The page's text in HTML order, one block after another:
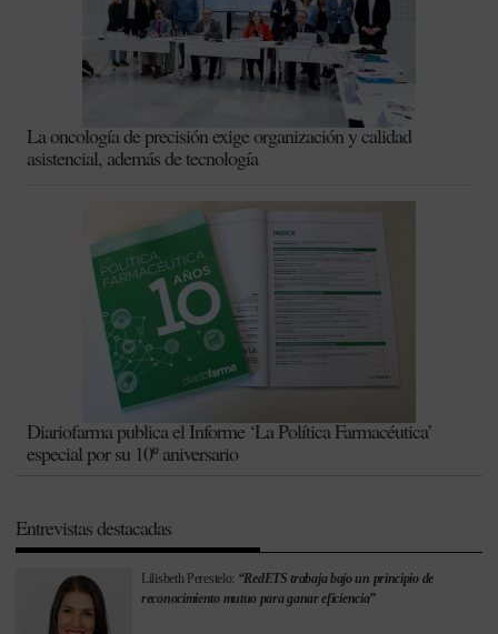
La oncología de precisión exige organización y calidad
asistencial, además de tecnología
Diariofarma publica el Informe ‘La Política Farmacéutica’
especial por su 10º aniversario
Entrevistas destacadas
Lilisbeth Perestelo: “RedETS trabaja bajo un principio de
reconocimiento mutuo para ganar eficiencia”